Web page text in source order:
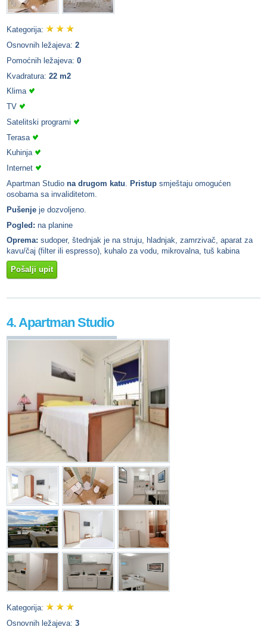
Kategorija:
Osnovnih ležajeva: 2
Pomoćnih ležajeva: 0
Kvadratura: 22 m2
Klima
TV
Satelitski programi
Terasa
Kuhinja
Internet
Apartman Studio na drugom katu Pristup smještaju omogućen
osobama sa invaliditetom.
Pušenje je dozvoljeno.
Pogled: na planine
Oprema: sudoper, štednjak je na struju, hladnjak, zamrzivač, aparat za
kavu/čaj (filter ili espresso), kuhalo za vodu, mikrovalna, tuš kabina
Pošalji upit
4. Apartman Studio
Kategorija:
Osnovnih ležajeva: 3